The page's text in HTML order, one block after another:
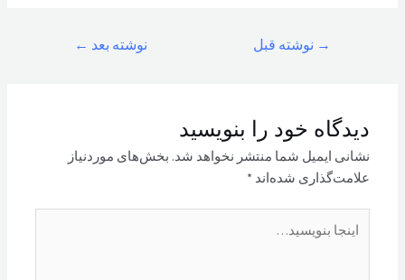
→ نوشته قبل نوشته بعد ←
دیدگاه‌ خود را بنویسید
نشانی ایمیل شما منتشر نخواهد شد. بخش‌های موردنیاز
علامت‌گذاری شده‌اند *
بنویسید…